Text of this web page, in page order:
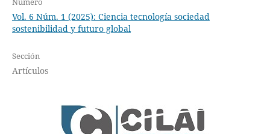
Vol. 6 Núm. 1 (2025): Ciencia tecnología sociedad
sostenibilidad y futuro global
Sección
Artículos